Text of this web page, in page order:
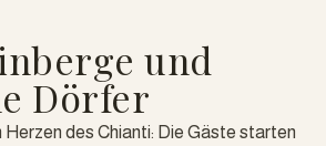
und
Dörfer
Herzen des Chianti: Die Gäste starten